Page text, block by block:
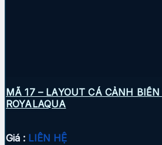
MÃ 17 – LAYOUT CÁ CẢNH
ROYALAQUA
Giá : LIÊN HỆ